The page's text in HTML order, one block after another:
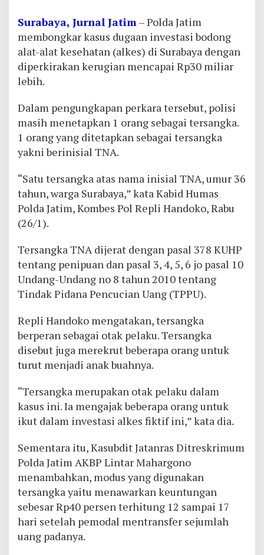
Surabaya, Jurnal Jatim– Polda Jatim
membongkar kasus dugaan investasi bodong
alat-alat kesehatan (alkes) di Surabaya dengan
diperkirakan kerugian mencapai Rp30 miliar
lebih.
Dalam pengungkapan perkara tersebut, polisi
masih menetapkan 1 orang sebagai tersangka.
1 orang yang ditetapkan sebagai tersangka
yakni berinisial TNA.
“Satu tersangka atas nama inisial TNA, umur 36
tahun, warga Surabaya,” kata Kabid Humas
Polda Jatim, Kombes Pol Repli Handoko, Rabu
(26/1).
Tersangka TNA dijerat dengan pasal 378 KUHP
tentang penipuan dan pasal 3, 4, 5, 6 jo pasal 10
Undang-Undang no 8 tahun 2010 tentang
Tindak Pidana Pencucian Uang (TPPU).
Repli Handoko mengatakan, tersangka
berperan sebagai otak pelaku. Tersangka
disebut juga merekrut beberapa orang untuk
turut menjadi anak buahnya.
“Tersangka merupakan otak pelaku dalam
kasus ini. Ia mengajak beberapa orang untuk
ikut dalam investasi alkes fiktif ini,” kata dia.
Sementara itu, Kasubdit Jatanras Ditreskrimum
Polda Jatim AKBP Lintar Mahargono
menambahkan, modus yang digunakan
tersangka yaitu menawarkan keuntungan
sebesar Rp40 persen terhitung 12 sampai 17
hari setelah pemodal mentransfer sejumlah
uang padanya.